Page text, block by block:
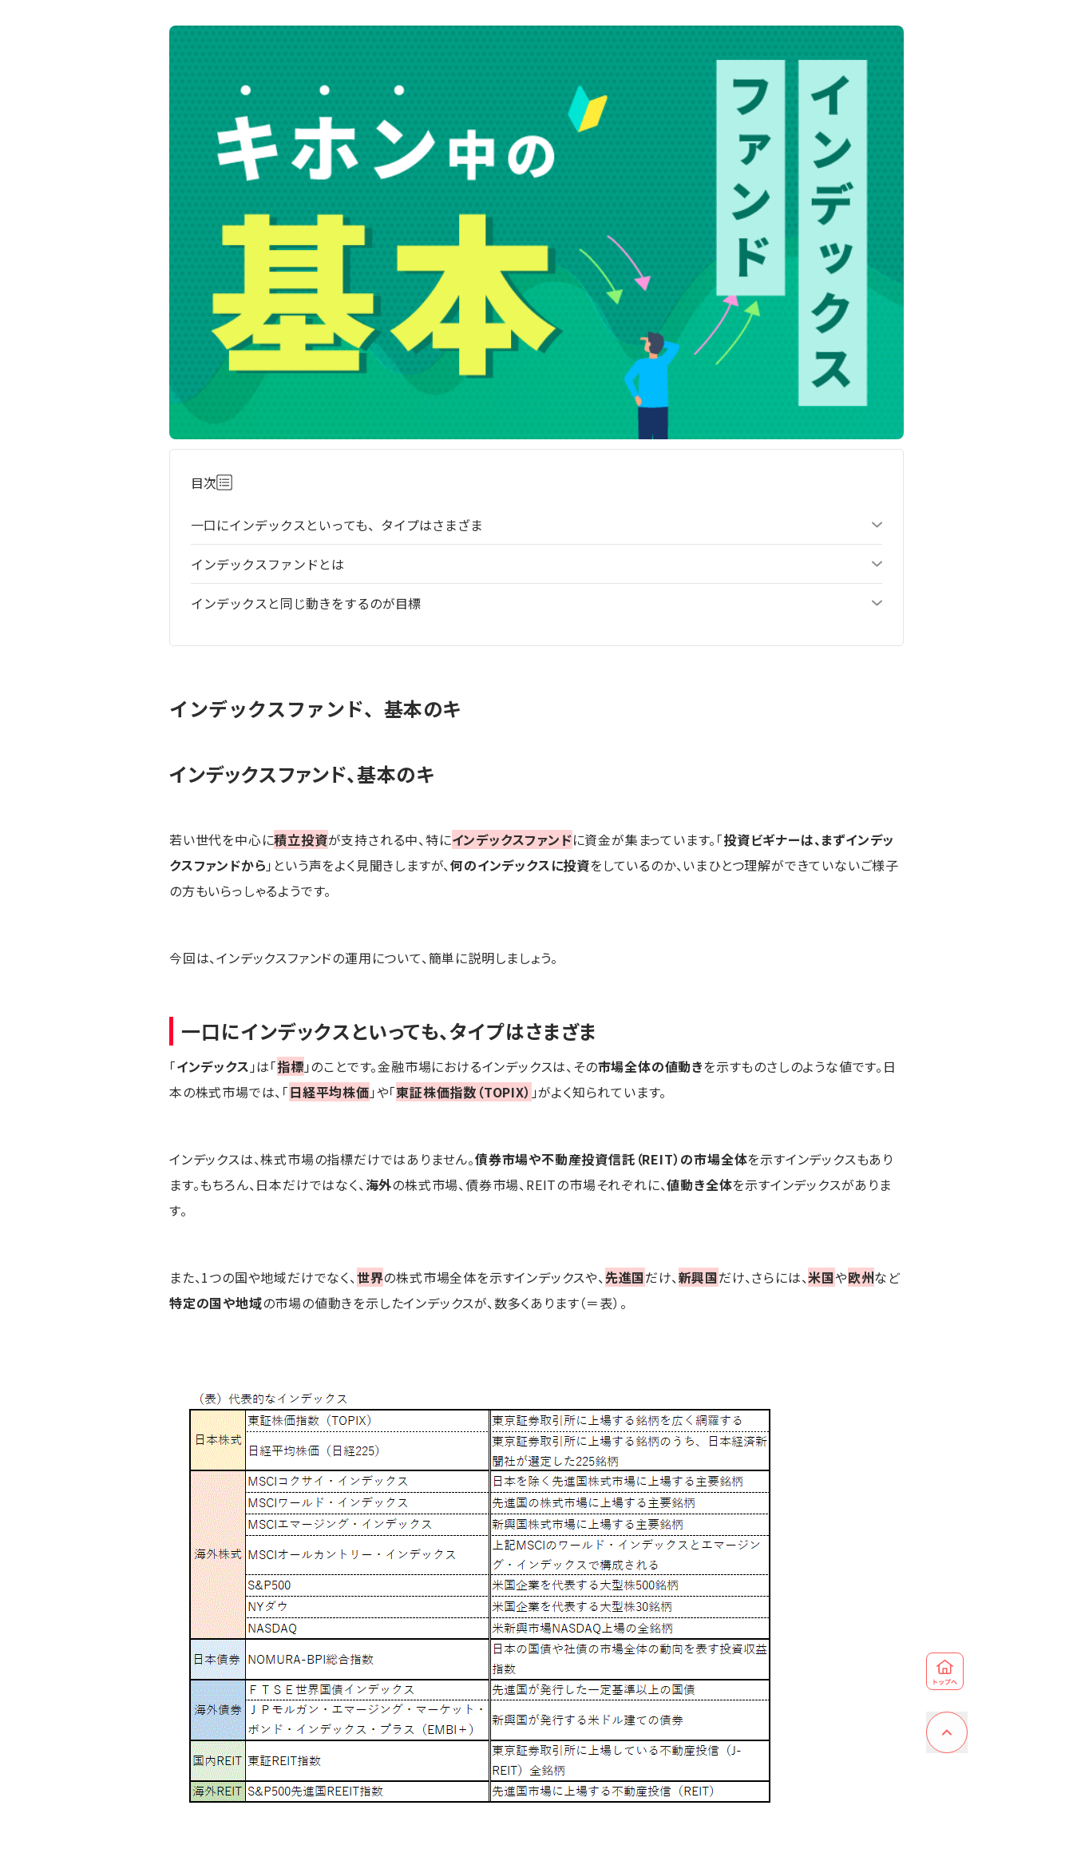
目次
一口にインデックスといっても、タイプはさまざま
インデックスファンドとは
インデックスと同じ動きをするのが目標
インデックスファンド、基本のキ
インデックスファンド、基本のキ
若い世代を中心に積立投資が支持される中、特にインデックスファンドに資金が集まっています。「投資ビギナーは、まずインデッ
クスファンドから 」という声をよく見聞きしますが、何のインデックスに投資をしているのか、いまひとつ理解ができていないご様子
の方もいらっしゃるようです。
今回は、インデックスファンドの運用について、簡単に説明しましょう。
一口にインデックスといっても、タイプはさまざま
「インデックス 」は「指標 」のことです。金融市場におけるインデックスは、その市場全体の値動きを示すものさしのような値です。日
本の株式市場では、「日経平均株価 」や「東証株価指数（TOPIX） 」がよく知られています。
インデックスは、株式市場の指標だけではありません。債券市場や不動産投資信託（REIT）の市場全体を示すインデックスもあり
ます。もちろん、日本だけではなく、 海外の株式市場、債券市場、REITの市場それぞれに、値動き全体を示すインデックスがありま
す。
また、1つの国や地域だけでなく、世界の株式市場全体を示すインデックスや、 先進国だけ、新興国だけ、さらには、米国や欧州など
特定の国や地域の市場の値動きを示したインデックスが、数多くあります（＝表）。